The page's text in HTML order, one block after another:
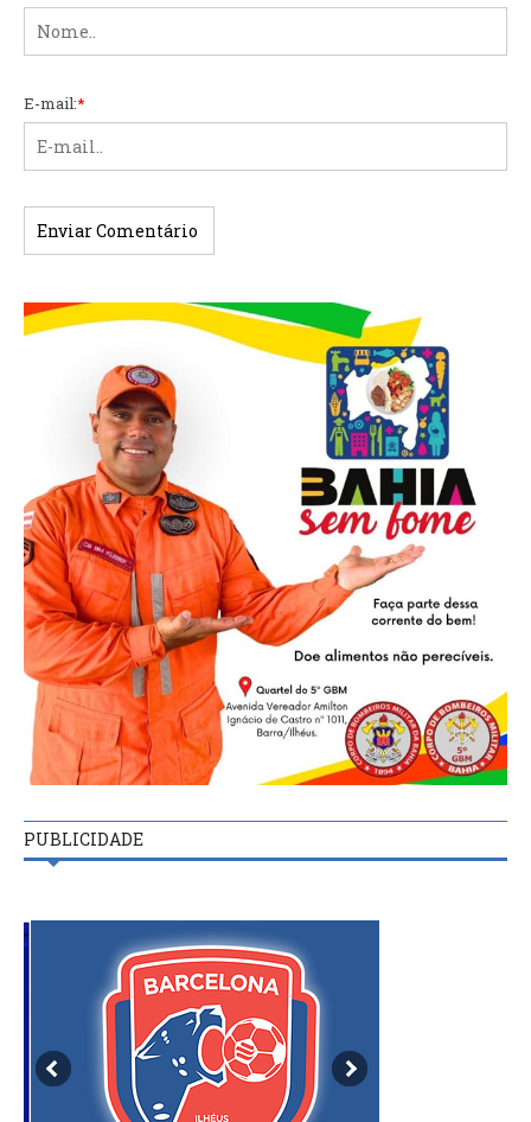
E-mail:*
PUBLICIDADE